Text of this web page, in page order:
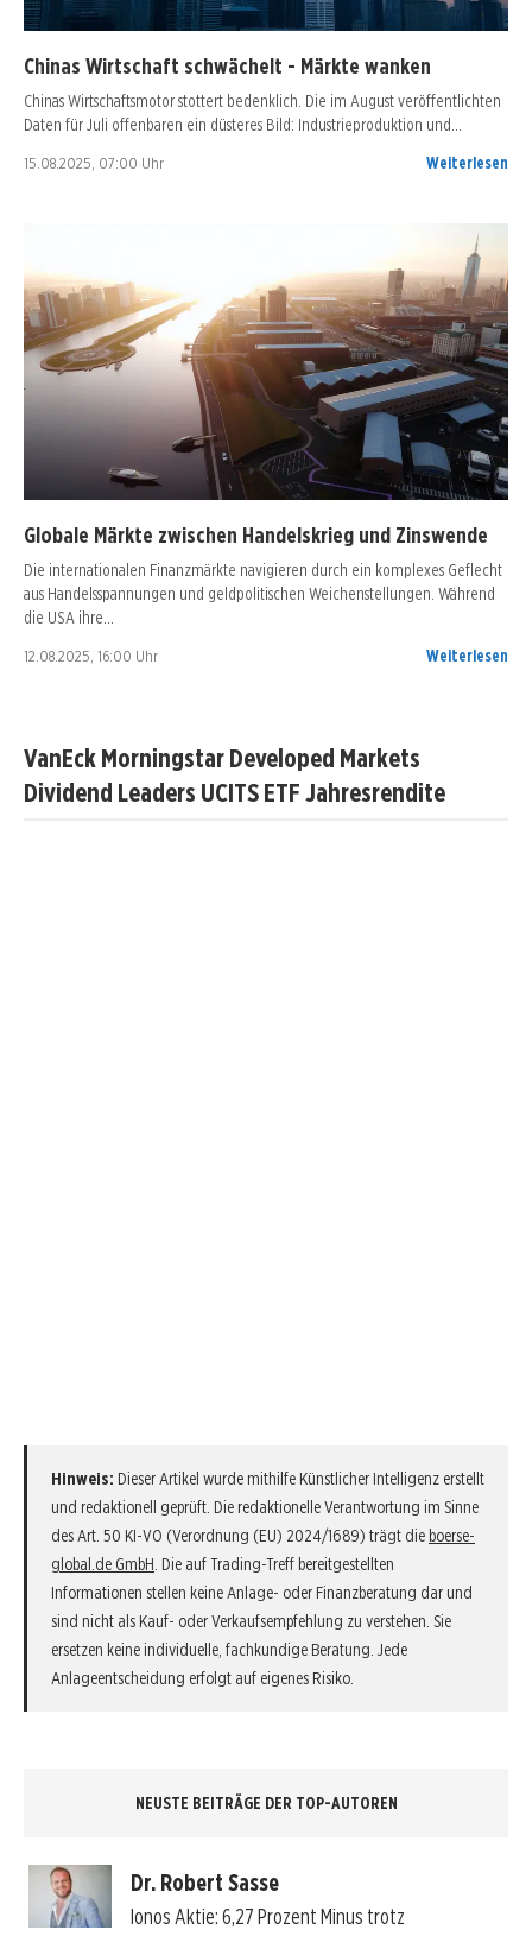
Chinas Wirtschaft schwächelt - Märkte wanken
Chinas Wirtschaftsmotor stottert bedenklich. Die im August veröffentlichten
Daten für Juli offenbaren ein düsteres Bild: Industrieproduktion und…
15.08.2025, 07:00 Uhr Weiterlesen
Globale Märkte zwischen Handelskrieg und Zinswende
Die internationalen Finanzmärkte navigieren durch ein komplexes Geflecht
aus Handelsspannungen und geldpolitischen Weichenstellungen. Während
die USA ihre…
12.08.2025, 16:00 Uhr Weiterlesen
VanEck Morningstar Developed Markets
Dividend Leaders UCITS ETF Jahresrendite
Hinweis: Dieser Artikel wurde mithilfe Künstlicher Intelligenz erstellt
und redaktionell geprüft. Die redaktionelle Verantwortung im Sinne
des Art. 50 KI-VO (Verordnung (EU) 2024/1689) trägt die boerse-
global.de GmbH . Die auf Trading-Treff bereitgestellten
Informationen stellen keine Anlage- oder Finanzberatung dar und
sind nicht als Kauf- oder Verkaufsempfehlung zu verstehen. Sie
ersetzen keine individuelle, fachkundige Beratung. Jede
Anlageentscheidung erfolgt auf eigenes Risiko.
NEUSTE BEITRÄGE DER TOP-AUTOREN
Dr. Robert Sasse
Ionos Aktie: 6,27 Prozent Minus trotz